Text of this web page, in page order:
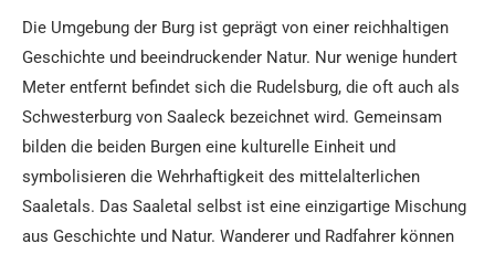
Die Umgebung der Burg ist geprägt von einer reichhaltigen
Geschichte und beeindruckender Natur. Nur wenige hundert
Meter entfernt befindet sich die Rudelsburg, die oft auch als
Schwesterburg von Saaleck bezeichnet wird. Gemeinsam
bilden die beiden Burgen eine kulturelle Einheit und
symbolisieren die Wehrhaftigkeit des mittelalterlichen
Saaletals. Das Saaletal selbst ist eine einzigartige Mischung
aus Geschichte und Natur. Wanderer und Radfahrer können